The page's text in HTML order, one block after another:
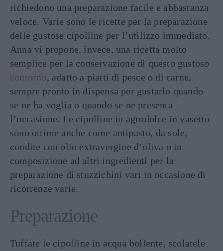
richiedono una preparazione facile e abbastanza
veloce. Varie sono le ricette per la preparazione
delle gustose cipolline per l’utilizzo immediato.
Anna vi propone, invece, una ricetta molto
semplice per la conservazione di questo gustoso
contorno, adatto a piatti di pesce o di carne,
sempre pronto in dispensa per gustarlo quando
se ne ha voglia o quando se ne presenta
l’occasione. Le cipolline in agrodolce in vasetto
sono ottime anche come antipasto, da sole,
condite con olio extravergine d’oliva o in
composizione ad altri ingredienti per la
preparazione di stuzzichini vari in occasione di
ricorrenze varie.
Preparazione
Tuffate le cipolline in acqua bollente, scolatele